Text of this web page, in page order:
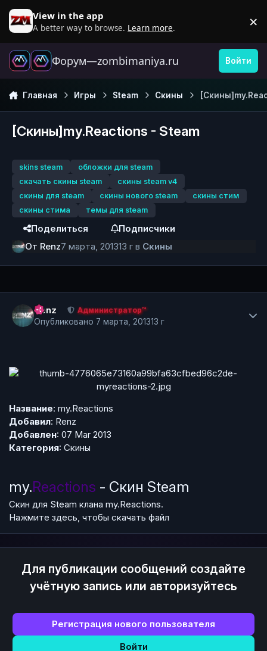
Перейти к содержанию
View in the app
A better way to browse. Learn more. ×
Форум—zombimaniya.ru Войти
Главная Игры Steam Скины
[Скины]my.Reactions - Steam
skins steam
обложки для steam
скачать скины steam
скины steam v4
скины для steam
скины нового steam
скины стим
скины стима
темы для steam
Поделиться
Подписчики
От Renz7 марта, 201313 г в Скины
Renz Администратор™
Опубликовано 7 марта, 201313 г
Название: my.Reactions
Добавил: Renz
Добавлен: 07 Mar 2013
Категория: Скины
my.Reactions - Скин Steam
Скин для Steam клана my.Reactions.
Нажмите здесь, чтобы скачать файл
Для публикации сообщений создайте
учётную запись или авторизуйтесь
Регистрация нового пользователя
Войти